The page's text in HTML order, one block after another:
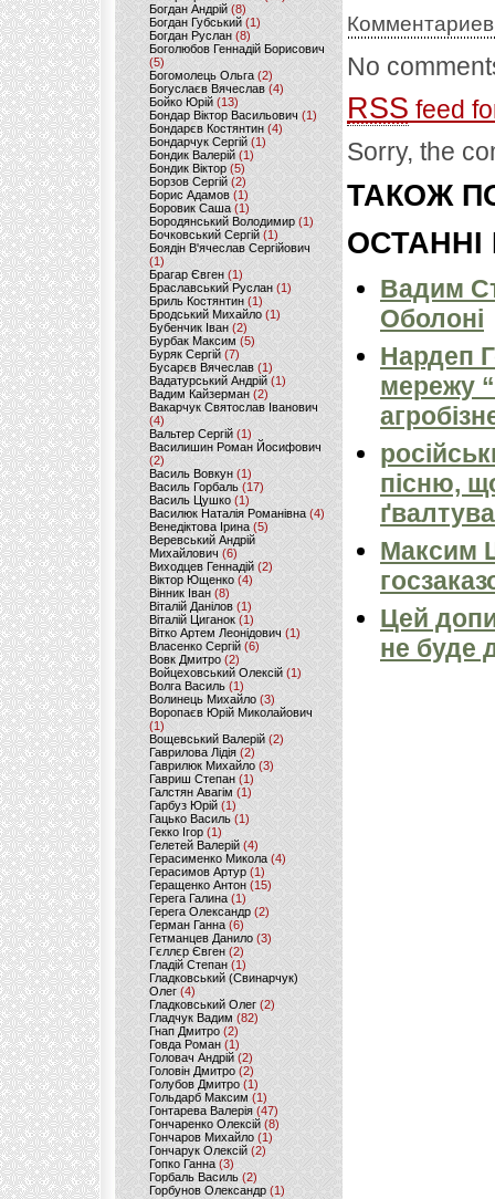
Богдан Андрій(8)
Богдан Губський (1)
Богдан Руслан(8)
Боголюбов Геннадій Борисович
(5)
Богомолець Ольга (2)
Богуслаєв Вячеслав (4)
Бойко Юрій (13)
Бондар Віктор Васильович (1)
Бондарєв Костянтин (4)
Бондарчук Сергій(1)
Бондик Валерій (1)
Бондик Віктор(5)
Борзов Сергiй (2)
Борис Адамов(1)
Боровик Саша (1)
Бородянський Володимир (1)
Бочковський Сергій (1)
Боядін В'ячеслав Сергійович
(1)
Брагар Євген (1)
Браславський Руслан (1)
Бриль Костянтин (1)
Бродський Михайло (1)
Бубенчик Іван(2)
Бурбак Максим (5)
Буряк Сергій (7)
Бусарєв Вячеслав (1)
Вадатурський Андрій (1)
Вадим Кайзерман (2)
Вакарчук Святослав Іванович
(4)
Вальтер Сергій (1)
Василишин Роман Йосифович
(2)
Василь Вовкун (1)
Василь Горбаль (17)
Василь Цушко (1)
Василюк Наталія Романівна (4)
Венедіктова Ірина(5)
Веревський Андрій
Михайлович (6)
Виходцев Геннадій (2)
Віктор Ющенко (4)
Вінник Іван (8)
Віталій Данілов (1)
Віталій Циганок (1)
Вітко Артем Леонідович(1)
Власенко Сергій (6)
Вовк Дмитро(2)
Войцеховський Олексій(1)
Волга Василь (1)
Волинець Михайло (3)
Воропаєв Юрій Миколайович
(1)
Вощевський Валерій(2)
Гаврилова Лідія (2)
Гаврилюк Михайло (3)
Гавриш Степан (1)
Галстян Авагім (1)
Гарбуз Юрій (1)
Гацько Василь (1)
Гекко Ігор(1)
Гелетей Валерій (4)
Герасименко Микола (4)
Герасимов Артур (1)
Геращенко Антон(15)
Герега Галина (1)
Герега Олександр (2)
Герман Ганна (6)
Гетманцев Данило (3)
Гєллєр Євген (2)
Гладій Степан(1)
Гладковський (Свинарчук)
Олег (4)
Гладковський Олег (2)
Гладчук Вадим (82)
Гнап Дмитро (2)
Говда Роман(1)
Головач Андрій (2)
Головін Дмитро (2)
Голубов Дмитро (1)
Гольдарб Максим(1)
Гонтарева Валерія (47)
Гончаренко Олексій(8)
Гончаров Михайло (1)
Гончарук Олексій (2)
Гопко Ганна (3)
Горбаль Василь (2)
Горбунов Олександр (1)
No
RSS feed
Sorry, the
ТАКОЖ
ОСТАННІ
Вадим
Оболоні
Нардеп
мережу
пісню,
Максим
Цей
не буде